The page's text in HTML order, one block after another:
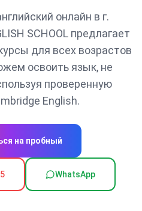
онлайн в г.
SCHOOL предлагает
для всех возрастов
освоить язык, не
проверенную
English.
на пробный
WhatsApp